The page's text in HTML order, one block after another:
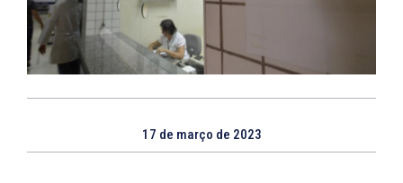
17 de março de 2023